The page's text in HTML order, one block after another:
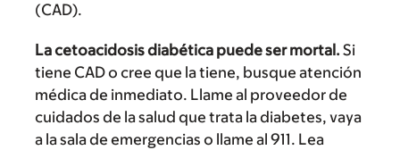
(CAD).
La cetoacidosis diabética puede ser mortal. Si
tiene CAD o cree que la tiene, busque atención
médica de inmediato. Llame al proveedor de
cuidados de la salud que trata la diabetes, vaya
a la sala de emergencias o llame al 911. Lea